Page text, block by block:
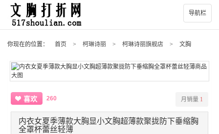
导航栏
你现在的位置： 首页 > 柯琳诗丽 > 柯琳诗丽旗舰店 > 文胸
喜欢 260 月销量 1
内衣女夏季薄款大胸显小文胸超薄款聚拢防下垂缩胸
全罩杯蕾丝轻薄